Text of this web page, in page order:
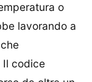
o
lavorando a
Il codice